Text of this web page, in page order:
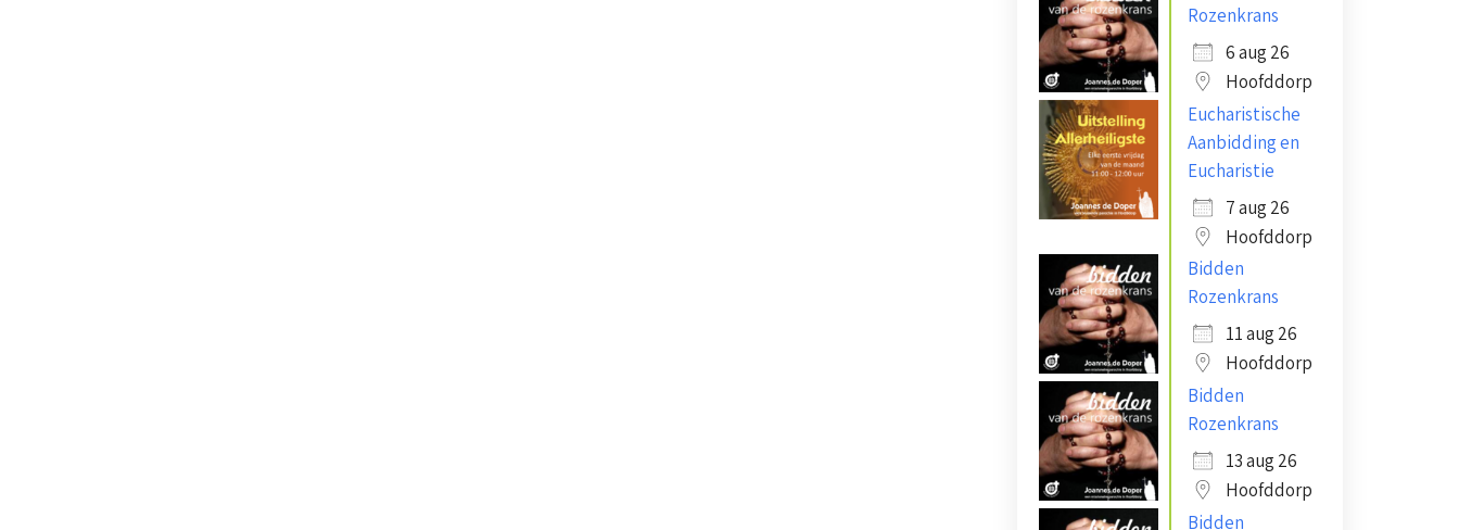
Rozenkrans
6 aug 26
Hoofddorp
Eucharistische
Aanbidding en
Eucharistie
7 aug 26
Hoofddorp
Bidden
Rozenkrans
11 aug 26
Hoofddorp
Bidden
Rozenkrans
13 aug 26
Hoofddorp
Bidden